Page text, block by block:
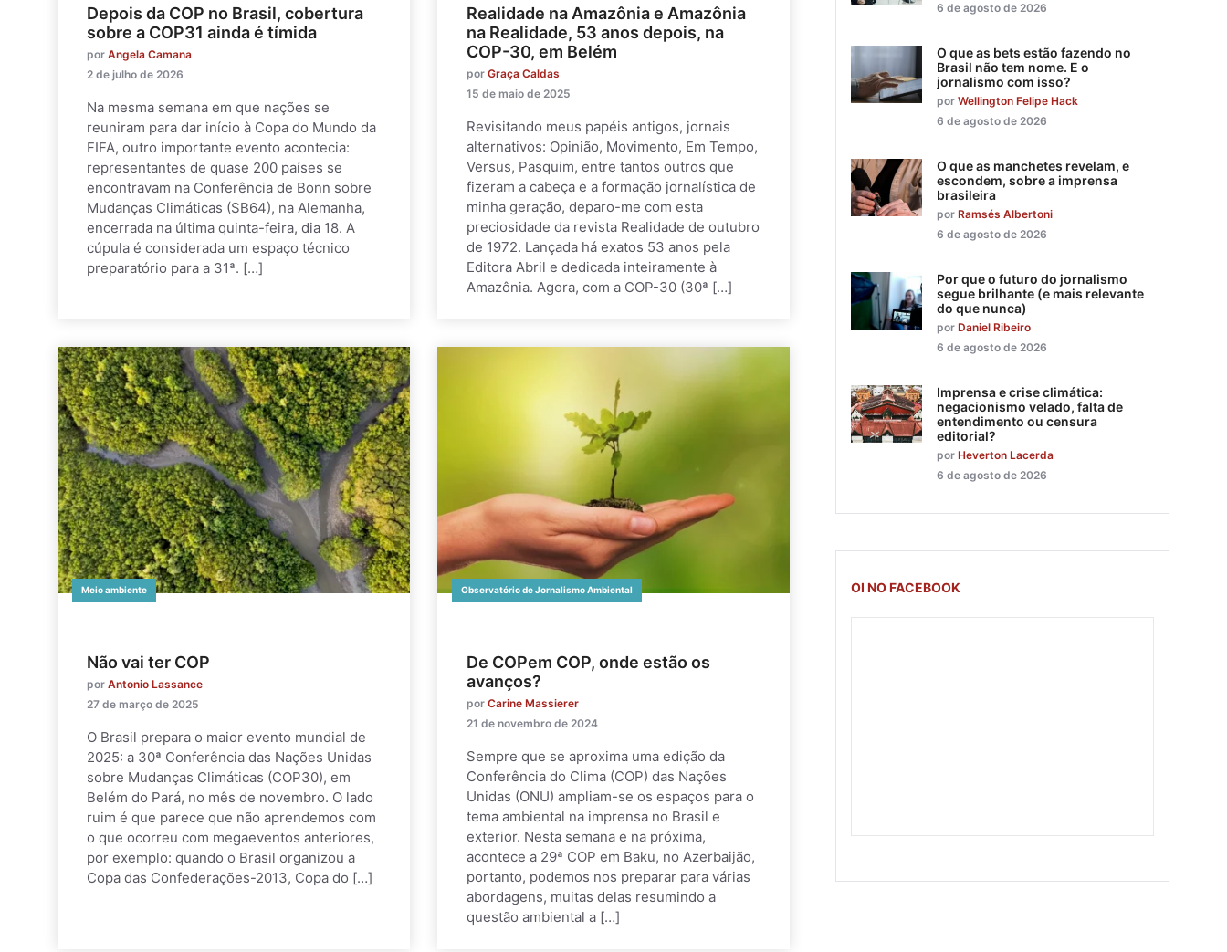
Depois da COP no Brasil, cobertura
sobre a COP31 ainda é tímida
por Angela Camana
2 de julho de 2026
Na mesma semana em que nações se
reuniram para dar início à Copa do Mundo da
FIFA, outro importante evento acontecia:
representantes de quase 200 países se
encontravam na Conferência de Bonn sobre
Mudanças Climáticas (SB64), na Alemanha,
encerrada na última quinta-feira, dia 18. A
cúpula é considerada um espaço técnico
preparatório para a 31ª. […]
Realidade na Amazônia e Amazônia
na Realidade, 53 anos depois, na
COP-30, em Belém
por Graça Caldas
15 de maio de 2025
Revisitando meus papéis antigos, jornais
alternativos: Opinião, Movimento, Em Tempo,
Versus, Pasquim, entre tantos outros que
fizeram a cabeça e a formação jornalística de
minha geração, deparo-me com esta
preciosidade da revista Realidade de outubro
de 1972. Lançada há exatos 53 anos pela
Editora Abril e dedicada inteiramente à
Amazônia. Agora, com a COP-30 (30ª […]
Meio ambiente
Não vai ter COP
por Antonio Lassance
27 de março de 2025
O Brasil prepara o maior evento mundial de
2025: a 30ª Conferência das Nações Unidas
sobre Mudanças Climáticas (COP30), em
Belém do Pará, no mês de novembro. O lado
ruim é que parece que não aprendemos com
o que ocorreu com megaeventos anteriores,
por exemplo: quando o Brasil organizou a
Copa das Confederações-2013, Copa do […]
Observatório de Jornalismo Ambiental
De COPem COP, onde estão os
avanços?
por Carine Massierer
21 de novembro de 2024
Sempre que se aproxima uma edição da
Conferência do Clima (COP) das Nações
Unidas (ONU) ampliam-se os espaços para o
tema ambiental na imprensa no Brasil e
exterior. Nesta semana e na próxima,
acontece a 29ª COP em Baku, no Azerbaijão,
portanto, podemos nos preparar para várias
abordagens, muitas delas resumindo a
questão ambiental a […]
6 de agosto de 2026
O que as bets estão fazendo no
Brasil não tem nome. E o
jornalismo com isso?
por Wellington Felipe Hack
6 de agosto de 2026
O que as manchetes revelam, e
escondem, sobre a imprensa
brasileira
por Ramsés Albertoni
6 de agosto de 2026
Por que o futuro do jornalismo
segue brilhante (e mais relevante
do que nunca)
por Daniel Ribeiro
6 de agosto de 2026
Imprensa e crise climática:
negacionismo velado, falta de
entendimento ou censura
editorial?
por Heverton Lacerda
6 de agosto de 2026
OI NO FACEBOOK